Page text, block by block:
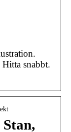
snabbt.